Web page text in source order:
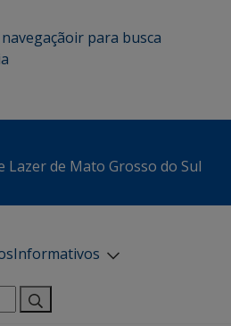
ir para busca
Lazer de Mato Grosso do Sul
Informativos